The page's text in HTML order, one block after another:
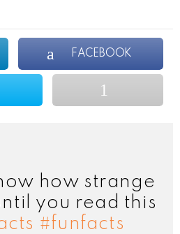
FACEBOOK
how strange
you read this
#funfacts